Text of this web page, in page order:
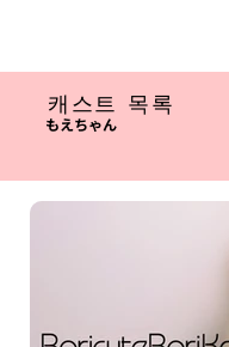
캐스트 목록
もえちゃん